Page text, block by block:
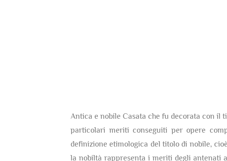
Antica e nobile Casata che fu decorata con il
particolari meriti conseguiti per opere
definizione etimologica del titolo di nobile,
la nobiltà rappresenta i meriti degli antenati